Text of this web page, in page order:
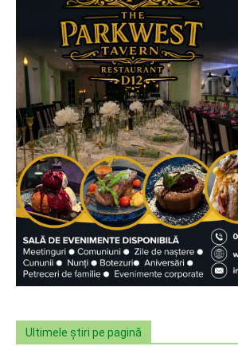
Ultimele știri pe pagină